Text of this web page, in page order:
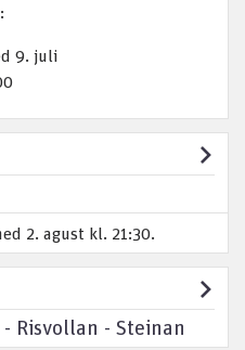
9. juli
2. agust kl. 21:30.
Risvollan - Steinan